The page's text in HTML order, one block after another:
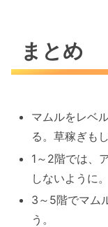
まとめ
マムルをレベ
る。草稼ぎも
1～2階では、
しないように。
3～5階でマム
う。